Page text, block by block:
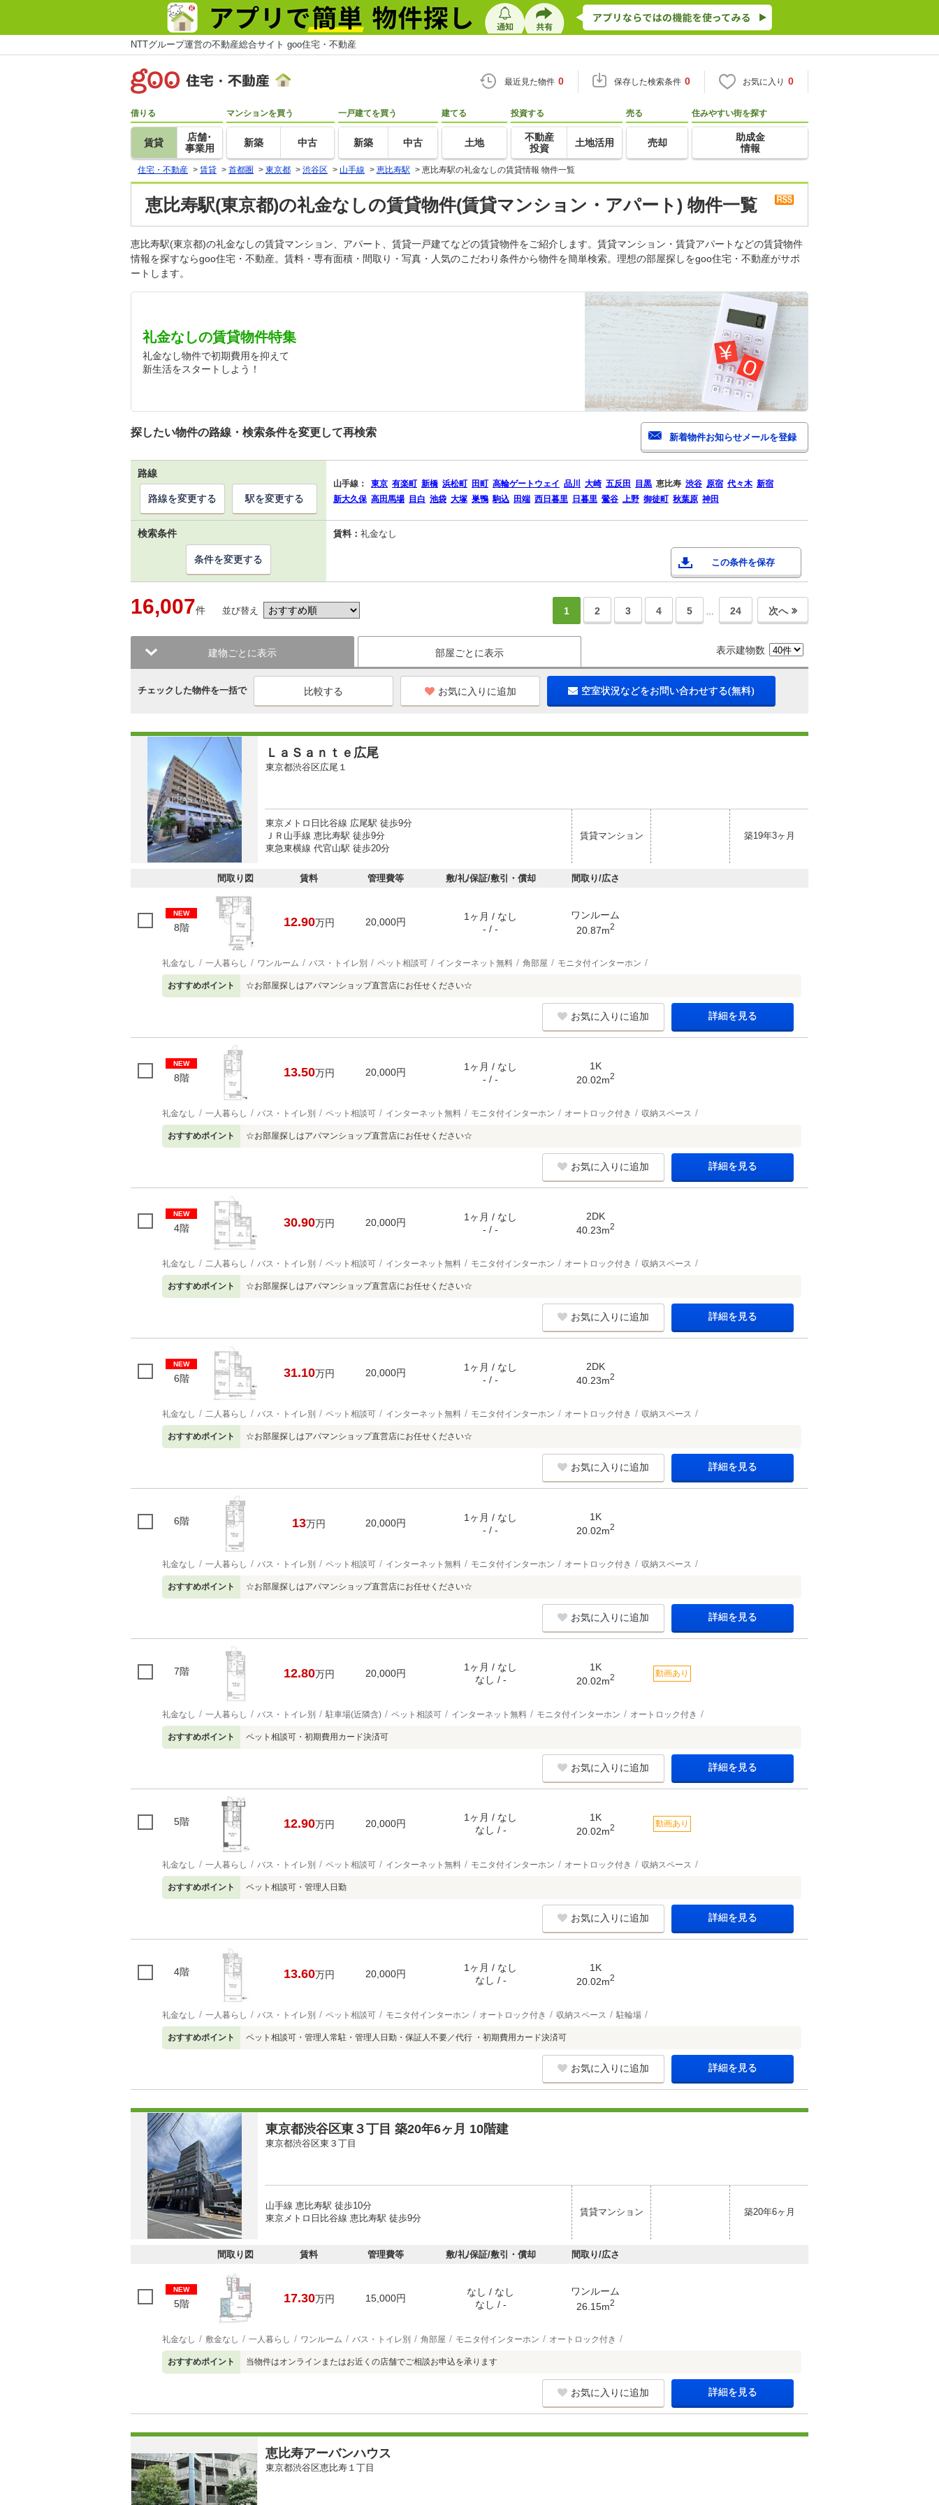
NTTグループ運営の不動産総合サイト goo住宅・不動産
最近見た物件 0 保存した検索条件 0 お気に入り 0
借りる
賃貸
店舗･
事業用
マンションを買う
新築 中古
一戸建てを買う
新築 中古
建てる
土地
投資する
不動産
投資
土地活用
売る
売却
住みやすい街を探す
助成金
情報
住宅・不動産 > 賃貸 > 首都圏 > 東京都 > 渋谷区 > 山手線 > 恵比寿駅 > 恵比寿駅の礼金なしの賃貸情報 物件一覧
恵比寿駅(東京都)の礼金なしの賃貸物件(賃貸マンション・アパート) 物件一覧
恵比寿駅(東京都)の礼金なしの賃貸マンション、アパート、賃貸一戸建てなどの賃貸物件をご紹介します。賃貸マンション・賃貸アパートなどの賃貸物件
情報を探すならgoo住宅・不動産。賃料・専有面積・間取り・写真・人気のこだわり条件から物件を簡単検索。理想の部屋探しをgoo住宅・不動産がサポ
ートします。
礼金なしの賃貸物件特集
礼金なし物件で初期費用を抑えて
新生活をスタートしよう！
探したい物件の路線・検索条件を変更して再検索
路線
山手線： 東京 有楽町 新橋 浜松町 田町 高輪ゲートウェイ 品川 大崎 五反田 目黒 恵比寿 渋谷 原宿 代々木 新宿
新大久保 高田馬場 目白 池袋 大塚 巣鴨 駒込 田端 西日暮里 日暮里 鶯谷 上野 御徒町 秋葉原 神田
路線を変更する 駅を変更する
検索条件 賃料： 礼金なし
この条件を保存
条件を変更する
16,007件 並び替え 1 2 3 4 5 … 24 次へ
建物ごとに表示 部屋ごとに表示 表示建物数
チェックした物件を一括で お気に入りに追加 空室状況などをお問い合わせする(無料)
ＬａＳａｎｔｅ広尾
東京都渋谷区広尾１
東京メトロ日比谷線 広尾駅 徒歩9分
ＪＲ山手線 恵比寿駅 徒歩9分
東急東横線 代官山駅 徒歩20分
賃貸マンション 築19年3ヶ月
間取り図 賃料 管理費等 敷/礼/保証/敷引・償却 間取り/広さ
NEW
8階 12.90万円 20,000円
1ヶ月 / なし
- / -
ワンルーム
20.87m2
礼金なし 一人暮らし ワンルーム バス・トイレ別 ペット相談可 インターネット無料 角部屋 モニタ付インターホン
おすすめポイント ☆お部屋探しはアパマンショップ直営店にお任せください☆
お気に入りに追加 詳細を見る
NEW
8階 13.50万円 20,000円
1ヶ月 / なし
- / -
1K
20.02m2
礼金なし 一人暮らし バス・トイレ別 ペット相談可 インターネット無料 モニタ付インターホン オートロック付き 収納スペース
おすすめポイント ☆お部屋探しはアパマンショップ直営店にお任せください☆
お気に入りに追加 詳細を見る
NEW
4階 30.90万円 20,000円
1ヶ月 / なし
- / -
2DK
40.23m2
礼金なし 二人暮らし バス・トイレ別 ペット相談可 インターネット無料 モニタ付インターホン オートロック付き 収納スペース
おすすめポイント ☆お部屋探しはアパマンショップ直営店にお任せください☆
お気に入りに追加 詳細を見る
NEW
6階 31.10万円 20,000円
1ヶ月 / なし
- / -
2DK
40.23m2
礼金なし 二人暮らし バス・トイレ別 ペット相談可 インターネット無料 モニタ付インターホン オートロック付き 収納スペース
おすすめポイント ☆お部屋探しはアパマンショップ直営店にお任せください☆
お気に入りに追加 詳細を見る
6階 13万円 20,000円
1ヶ月 / なし
- / -
1K
20.02m2
礼金なし 一人暮らし バス・トイレ別 ペット相談可 インターネット無料 モニタ付インターホン オートロック付き 収納スペース
おすすめポイント ☆お部屋探しはアパマンショップ直営店にお任せください☆
お気に入りに追加 詳細を見る
7階 12.80万円 20,000円
1ヶ月 / なし
なし / -
1K
20.02m2 動画あり
礼金なし 一人暮らし バス・トイレ別 駐車場(近隣含) ペット相談可 インターネット無料 モニタ付インターホン オートロック付き
おすすめポイント ペット相談可・初期費用カード決済可
お気に入りに追加 詳細を見る
5階 12.90万円 20,000円
1ヶ月 / なし
なし / -
1K
20.02m2 動画あり
礼金なし 一人暮らし バス・トイレ別 ペット相談可 インターネット無料 モニタ付インターホン オートロック付き 収納スペース
おすすめポイント ペット相談可・管理人日勤
お気に入りに追加 詳細を見る
4階 13.60万円 20,000円
1ヶ月 / なし
なし / -
1K
20.02m2
礼金なし 一人暮らし バス・トイレ別 ペット相談可 モニタ付インターホン オートロック付き 収納スペース 駐輪場
おすすめポイント ペット相談可・管理人常駐・管理人日勤・保証人不要／代行 ・初期費用カード決済可
お気に入りに追加 詳細を見る
東京都渋谷区東３丁目 築20年6ヶ月 10階建
東京都渋谷区東３丁目
山手線 恵比寿駅 徒歩10分
東京メトロ日比谷線 恵比寿駅 徒歩9分
賃貸マンション 築20年6ヶ月
間取り図 賃料 管理費等 敷/礼/保証/敷引・償却 間取り/広さ
NEW
5階 17.30万円 15,000円
なし / なし
なし / -
ワンルーム
26.15m2
礼金なし 敷金なし 一人暮らし ワンルーム バス・トイレ別 角部屋 モニタ付インターホン オートロック付き
おすすめポイント 当物件はオンラインまたはお近くの店舗でご相談お申込を承ります
お気に入りに追加 詳細を見る
恵比寿アーバンハウス
東京都渋谷区恵比寿１丁目